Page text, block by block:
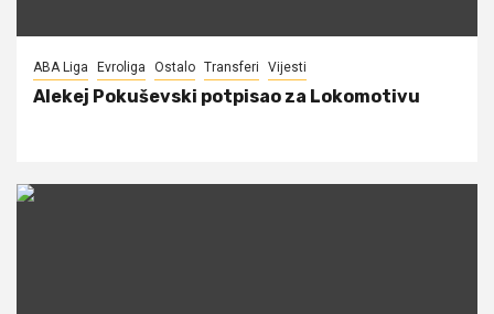
ABA Liga Evroliga Ostalo Transferi Vijesti
Alekej Pokuševski potpisao za Lokomotivu